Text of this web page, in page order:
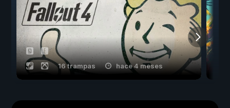
16 trampas hace 4 meses